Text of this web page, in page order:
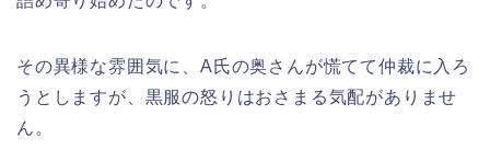
その異様な雰囲気に、A氏の奥さんが慌てて仲裁に入ろ
うとしますが、黒服の怒りはおさまる気配がありませ
ん。